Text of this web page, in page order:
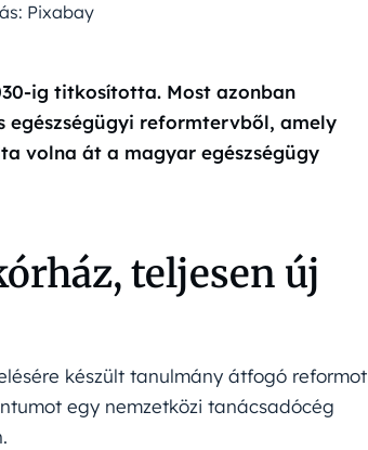
Pixabay
ig titkosította. Most azonban
reformtervből, amely
volna át a magyar egészségügy
teljesen új
készült tanulmány átfogó reformot
egy nemzetközi tanácsadócég